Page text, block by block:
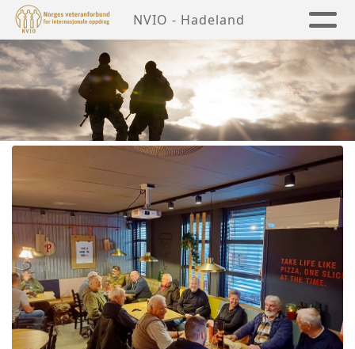
NVIO - Hadeland